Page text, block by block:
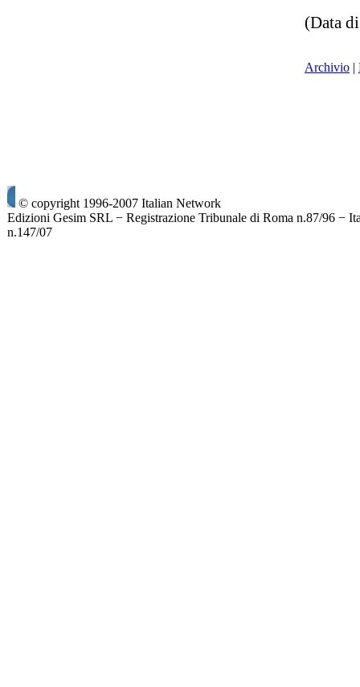
(Data
Archivio |
© copyright 1996-2007 Italian Network
Edizioni Gesim SRL − Registrazione Tribunale di Roma n.87/96 −
n.147/07